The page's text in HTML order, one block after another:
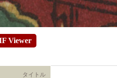
Viewer
タイトル